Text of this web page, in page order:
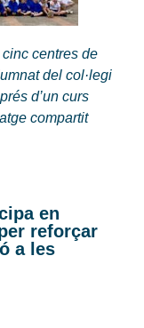
centres de
del col·legi
d’un curs
compartit
en
reforçar
a les